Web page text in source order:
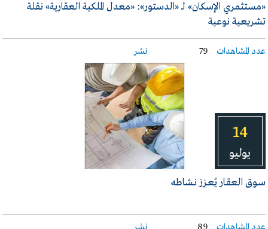
«مستثمري الإسكان» لـ «الدستور»: «معدل الملكية العقارية» نقلة
تشريعية نوعية
نشر عدد المشاهدات 79
14
يوليو
سـوق العقـار يُعـزز نـشاطه